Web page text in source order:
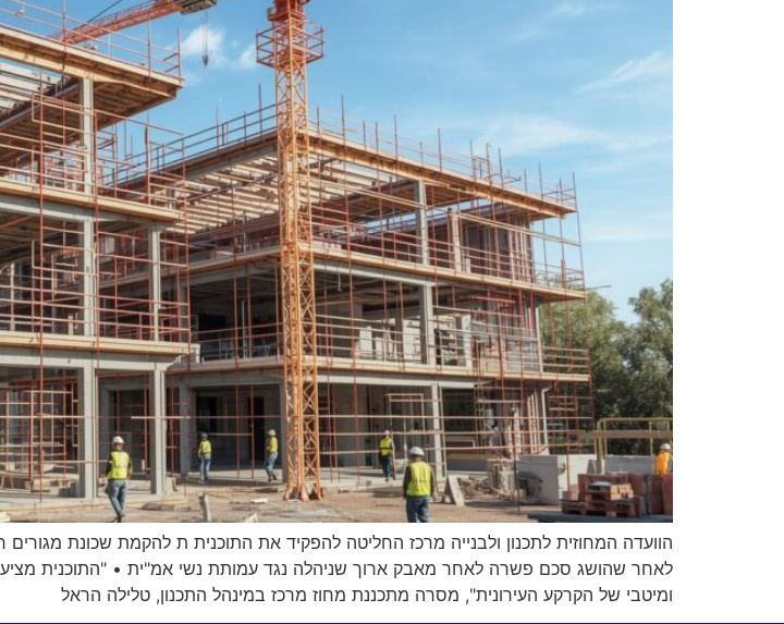
הוועדה המחוזית לתכנון ולבנייה מרכז החליטה להפקיד את התוכנית ת להקמת שכונת
לאחר שהושג סכם פשרה לאחר מאבק ארוך שניהלה נגד עמותת נשי אמ"ית • "התוכנית
ומיטבי של הקרקע העירונית", מסרה מתכננת מחוז מרכז במינהל התכנון, טלילה הראל